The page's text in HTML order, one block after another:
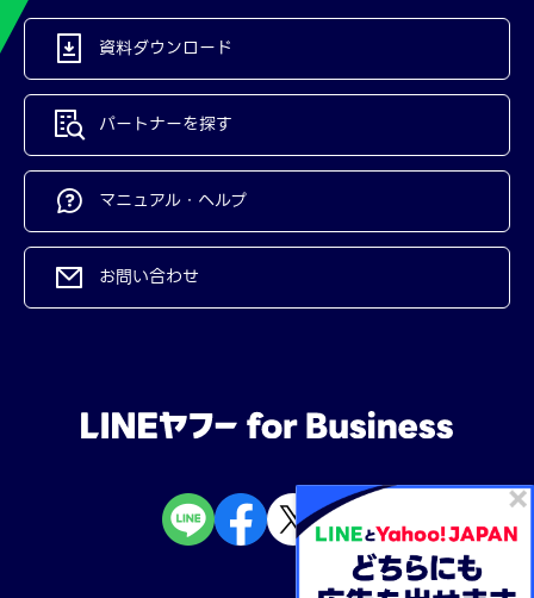
資料ダウンロード
パートナーを探す
マニュアル・ヘルプ
お問い合わせ